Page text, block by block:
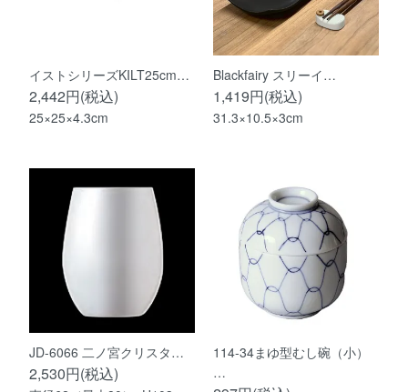
イストシリーズKILT25cm…
2,442円(税込)
25×25×4.3cm
Blackfairy スリーイ…
1,419円(税込)
31.3×10.5×3cm
JD-6066 二ノ宮クリスタ…
2,530円(税込)
114-34まゆ型むし碗（小）
…